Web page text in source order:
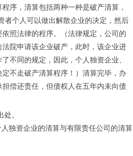
序，清算包括两种一种是破产清算，
者个人可以做出解散企业的决定，然后
照法律的程序。（法律规定，公司的
院申请该企业破产，此时，该企业进
不同的规定，因此，个人独资企业、
不走破产清算程序！）清算完毕，办
偿还责任，但债权人在五年内未向债
。
独资企业的清算与有限责任公司的清算